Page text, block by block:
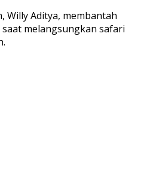
Willy Aditya, membantah
melangsungkan safari